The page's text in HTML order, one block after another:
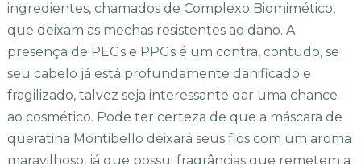
ingredientes, chamados de Complexo Biomimético,
que deixam as mechas resistentes ao dano. A
presença de PEGs e PPGs é um contra, contudo, se
seu cabelo já está profundamente danificado e
fragilizado, talvez seja interessante dar uma chance
ao cosmético. Pode ter certeza de que a máscara de
queratina Montibello deixará seus fios com um aroma
maravilhoso, já que possui fragrâncias que remetem a